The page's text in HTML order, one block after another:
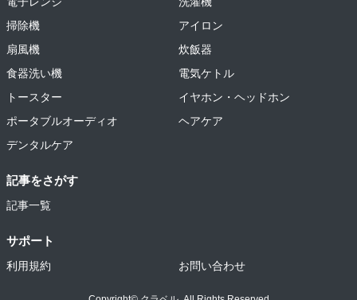
掃除機
アイロン
扇風機
炊飯器
食器洗い機
電気ケトル
トースター
イヤホン・ヘッドホン
ポータブルオーディオ
ヘアケア
デンタルケア
記事をさがす
記事一覧
サポート
利用規約 お問い合わせ